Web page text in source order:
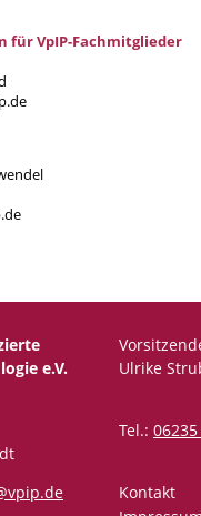
für VpIP-Fachmitglieder
e.V.
Ulrike
Tel.:
Kontakt